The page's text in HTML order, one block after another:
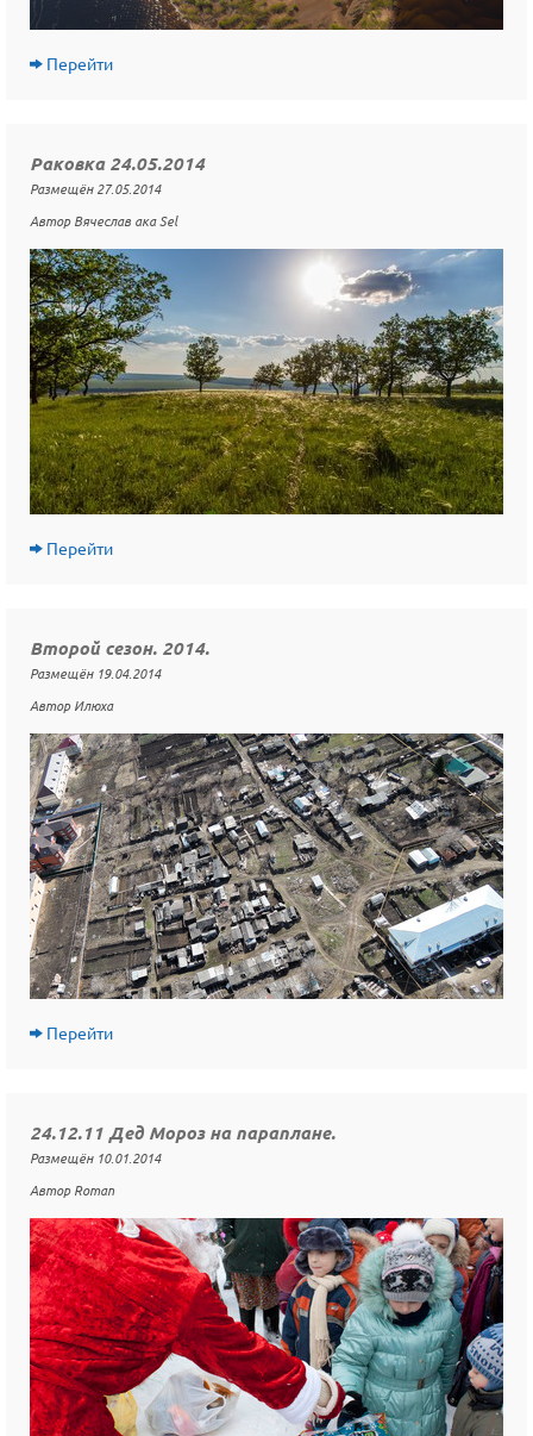
Перейти
Раковка 24.05.2014
Размещён 27.05.2014
Автор Вячеслав ака Sel
Перейти
Второй сезон. 2014.
Размещён 19.04.2014
Автор Илюха
Перейти
24.12.11 Дед Мороз на параплане.
Размещён 10.01.2014
Автор Roman